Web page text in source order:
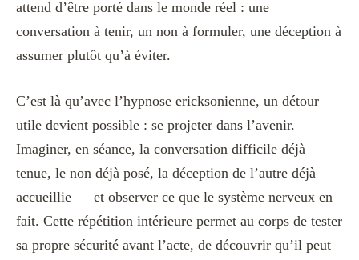
attend d’être porté dans le monde réel : une
conversation à tenir, un non à formuler, une déception à
assumer plutôt qu’à éviter.
C’est là qu’avec l’hypnose ericksonienne, un détour
utile devient possible : se projeter dans l’avenir.
Imaginer, en séance, la conversation difficile déjà
tenue, le non déjà posé, la déception de l’autre déjà
accueillie — et observer ce que le système nerveux en
fait. Cette répétition intérieure permet au corps de tester
sa propre sécurité avant l’acte, de découvrir qu’il peut